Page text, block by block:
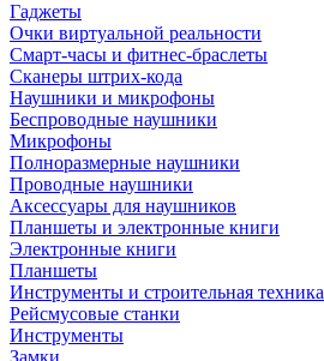
Гаджеты
Очки виртуальной реальности
Смарт-часы и фитнес-браслеты
Сканеры штрих-кода
Наушники и микрофоны
Беспроводные наушники
Микрофоны
Полноразмерные наушники
Проводные наушники
Аксессуары для наушников
Планшеты и электронные книги
Электронные книги
Планшеты
Инструменты и строительная техника
Рейсмусовые станки
Инструменты
Замки